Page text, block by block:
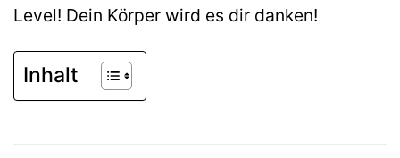
Level! Dein Körper wird es dir danken!
Inhalt